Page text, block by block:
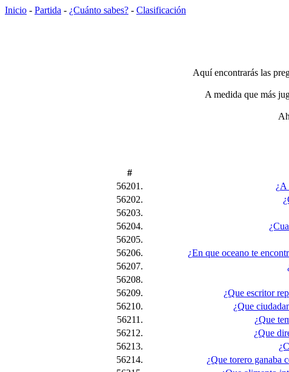
Inicio - Partida - ¿Cuánto sabes? - Clasificación
Aquí encontrarás las
A medida que más
#
56201.
¿A
56202.
56203.
56204.
56205.
56206.
¿En que oceano te
56207.
56208.
56209.
¿Que escritor
56210.
¿Que
56211.
¿Que
56212.
¿Que
56213.
56214.
¿Que torero ganaba